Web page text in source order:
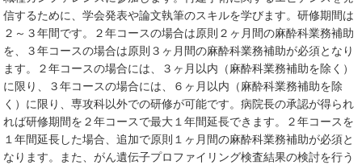
信するために、学会発表や論文執筆のスキルを学びます。研修期間は
２～３年間です。２年コースの場合は原則２ヶ月間の麻酔科業務補助
を、３年コースの場合は原則３ヶ月間の麻酔科業務補助が必須となり
ます。２年コースの場合には、３ヶ月以内（麻酔科業務補助を除く）
に限り、３年コースの場合には、６ヶ月以内（麻酔科業務補助を除
く）に限り、専攻科以外での研修が可能です。病院長の承認が得られ
れば研修期間を２年コースで最大１年間延長できます。２年コースを
１年間延長した場合、追加で原則１ヶ月間の麻酔科業務補助が必須と
なります。また、がん遺伝子プロファイリング検査結果の検討を行う